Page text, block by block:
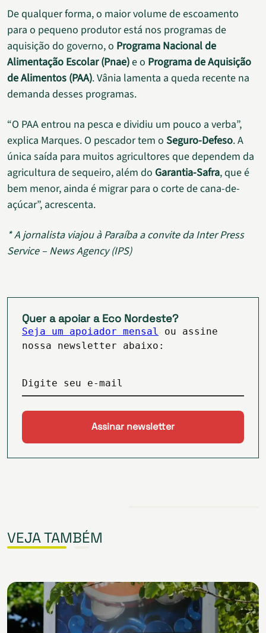
De qualquer forma, o maior volume de escoamento
para o pequeno produtor está nos programas de
aquisição do governo, o Programa Nacional de
Alimentação Escolar (Pnae)e o Programa de Aquisição
de Alimentos (PAA). Vânia lamenta a queda recente na
demanda desses programas.
“O PAA entrou na pesca e dividiu um pouco a verba”,
explica Marques. O pescador tem o Seguro-Defeso. A
única saída para muitos agricultores que dependem da
agricultura de sequeiro, além do Garantia-Safra, que é
bem menor, ainda é migrar para o corte de cana-de-
açúcar”, acrescenta.
* A jornalista viajou à Paraíba a convite da Inter Press
Service – News Agency (IPS)
Quer a apoiar a Eco Nordeste?
Seja um apoiador mensal
ou assine
nossa newsletter abaixo:
Digite seu e-mail
VEJA TAMBÉM